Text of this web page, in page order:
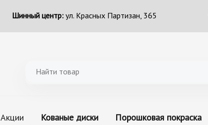
Шинный центр:ул. Красных Партизан, 365
Акции Кованые диски Порошковая покраска